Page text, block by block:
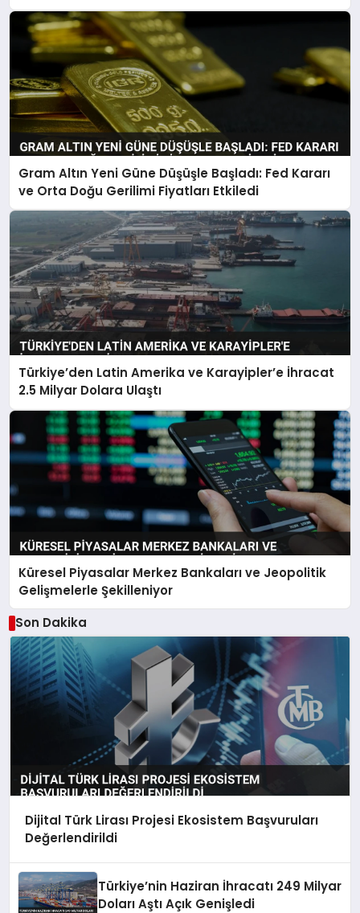
Gram Altın Yeni Güne Düşüşle Başladı: Fed Kararı
ve Orta Doğu Gerilimi Fiyatları Etkiledi
Türkiye’den Latin Amerika ve Karayipler’e İhracat
2.5 Milyar Dolara Ulaştı
Küresel Piyasalar Merkez Bankaları ve Jeopolitik
Gelişmelerle Şekilleniyor
Son Dakika
Dijital Türk Lirası Projesi Ekosistem Başvuruları
Değerlendirildi
Türkiye’nin Haziran İhracatı 249 Milyar
Doları Aştı Açık Genişledi